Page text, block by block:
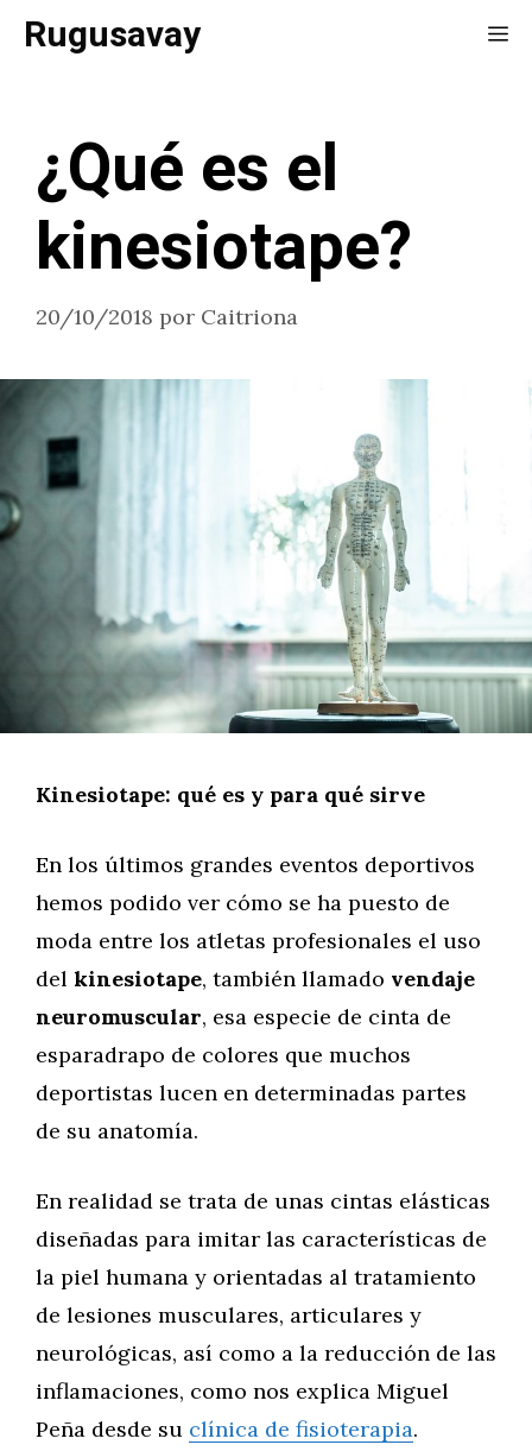
SaltarRugusavay
¿Qué es el
kinesiotape?
20/10/2018 por Caitriona
Kinesiotape: qué es y para qué sirve
En los últimos grandes eventos deportivos
hemos podido ver cómo se ha puesto de
moda entre los atletas profesionales el uso
del kinesiotape, también llamado vendaje
neuromuscular, esa especie de cinta de
esparadrapo de colores que muchos
deportistas lucen en determinadas partes
de su anatomía.
En realidad se trata de unas cintas elásticas
diseñadas para imitar las características de
la piel humana y orientadas al tratamiento
de lesiones musculares, articulares y
neurológicas, así como a la reducción de las
inflamaciones, como nos explica Miguel
Peña desde su clínica de fisioterapia.